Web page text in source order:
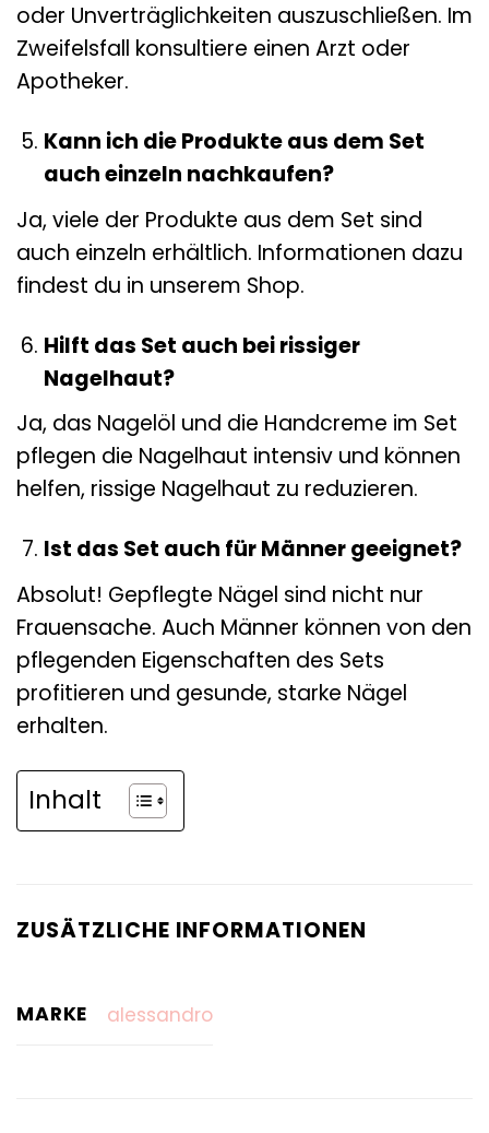
oder Unverträglichkeiten auszuschließen. Im
Zweifelsfall konsultiere einen Arzt oder
Apotheker.
Kann ich die Produkte aus dem Set
auch einzeln nachkaufen?
Ja, viele der Produkte aus dem Set sind
auch einzeln erhältlich. Informationen dazu
findest du in unserem Shop.
Hilft das Set auch bei rissiger
Nagelhaut?
Ja, das Nagelöl und die Handcreme im Set
pflegen die Nagelhaut intensiv und können
helfen, rissige Nagelhaut zu reduzieren.
Ist das Set auch für Männer geeignet?
Absolut! Gepflegte Nägel sind nicht nur
Frauensache. Auch Männer können von den
pflegenden Eigenschaften des Sets
profitieren und gesunde, starke Nägel
erhalten.
Inhalt
ZUSÄTZLICHE INFORMATIONEN
MARKE alessandro